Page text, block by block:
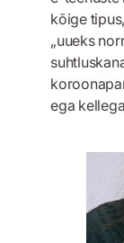
kõige
„uueks
ega